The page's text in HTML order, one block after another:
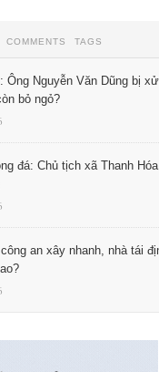
COMMENTS TAGS
Ông Nguyễn Văn Dũng bị
bỏ ngỏ?
đá: Chủ tịch xã Thanh
an xây nhanh, nhà tái